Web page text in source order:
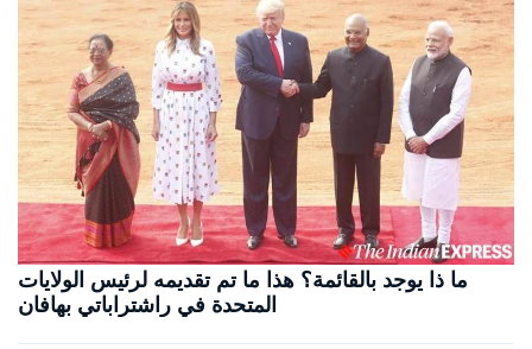
ما ذا يوجد بالقائمة؟ هذا ما تم تقديمه لرئيس الولايات
المتحدة في راشتراباتي بهافان